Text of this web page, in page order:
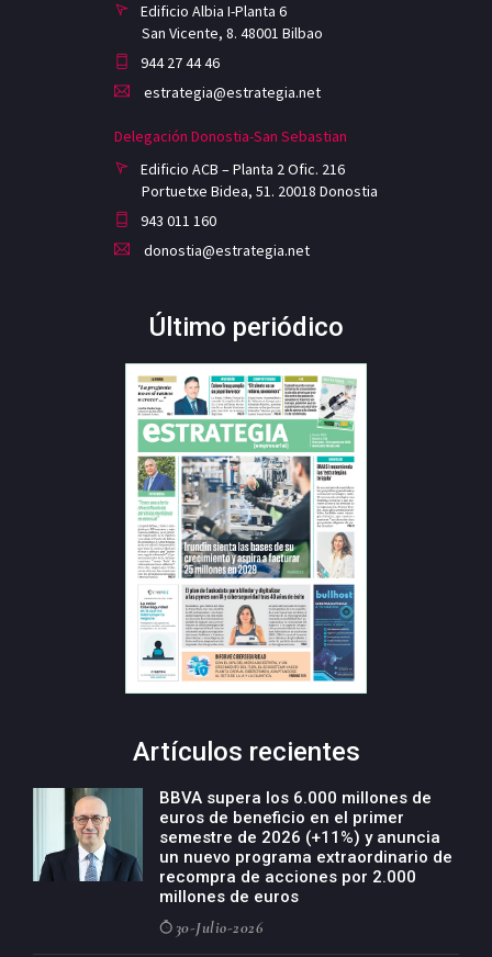
Edificio Albia I-Planta 6
San Vicente, 8. 48001 Bilbao
944 27 44 46
estrategia@estrategia.net
Delegación Donostia-San Sebastian
Edificio ACB – Planta 2 Ofic. 216
Portuetxe Bidea, 51. 20018 Donostia
943 011 160
donostia@estrategia.net
Último periódico
Artículos recientes
BBVA supera los 6.000 millones de
euros de beneficio en el primer
semestre de 2026 (+11%) y anuncia
un nuevo programa extraordinario de
recompra de acciones por 2.000
millones de euros
30-Julio-2026